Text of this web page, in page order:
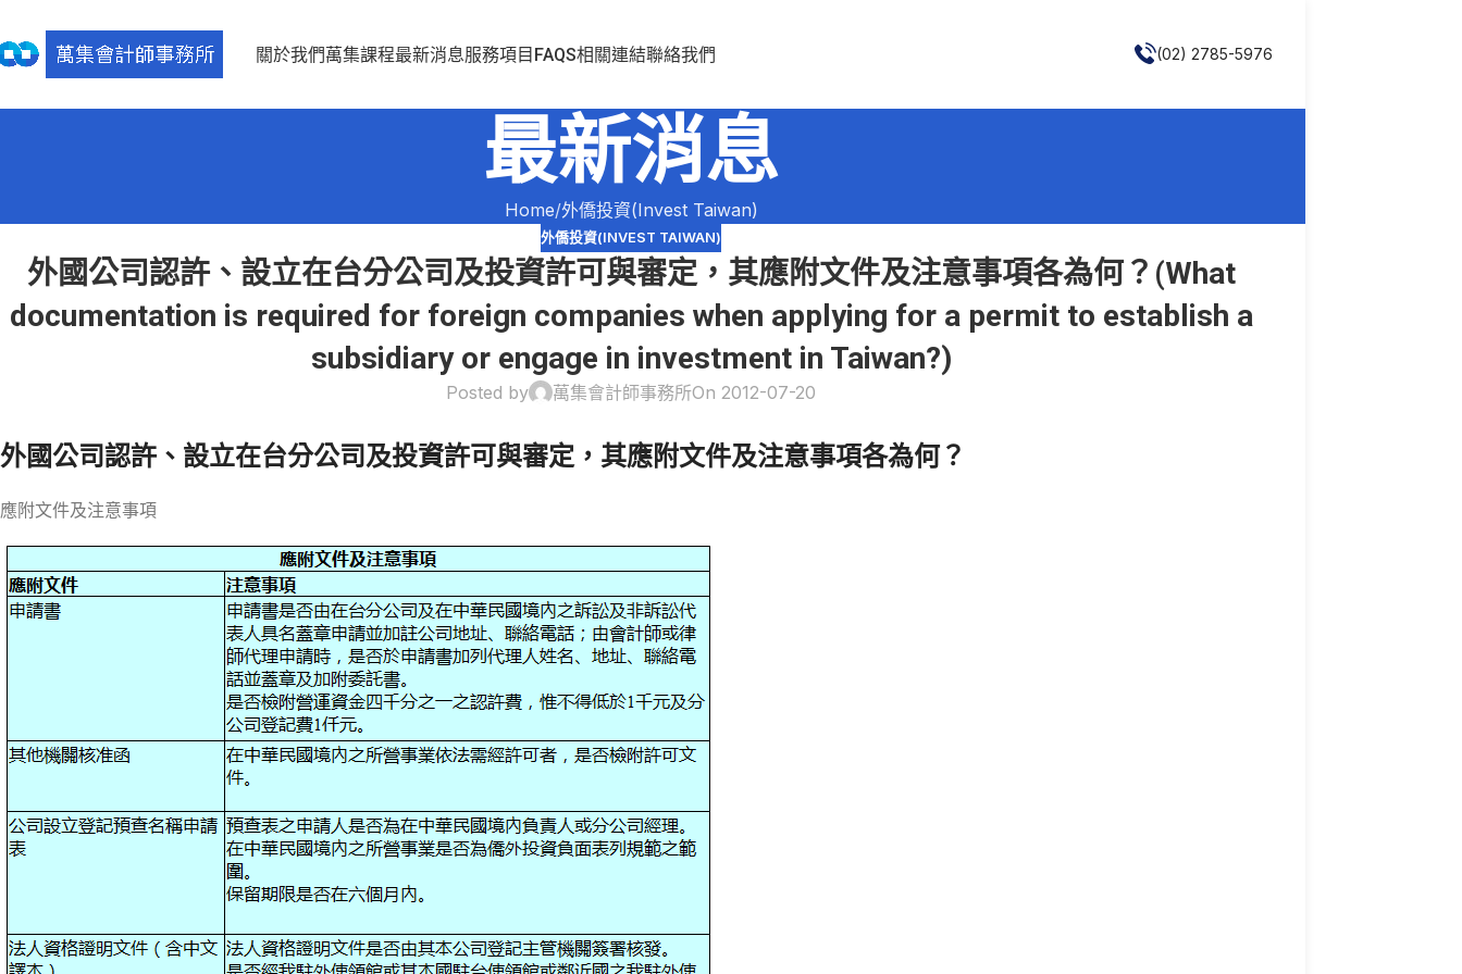
關於我們萬集課程最新消息服務項目 FAQS相關連結聯絡我們 (02) 2785-5976
最新消息
Home 外僑投資(Invest Taiwan)
外僑投資(INVEST TAIWAN)
外國公司認許、設立在台分公司及投資許可與審定，其應附文件及注意事項各為何？(What
documentation is required for foreign companies when applying for a permit to establish a
subsidiary or engage in investment in Taiwan?)
Posted by 萬集會計師事務所On 2012-07-20
外國公司認許、設立在台分公司及投資許可與審定，其應附文件及注意事項各為何？
應附文件及注意事項